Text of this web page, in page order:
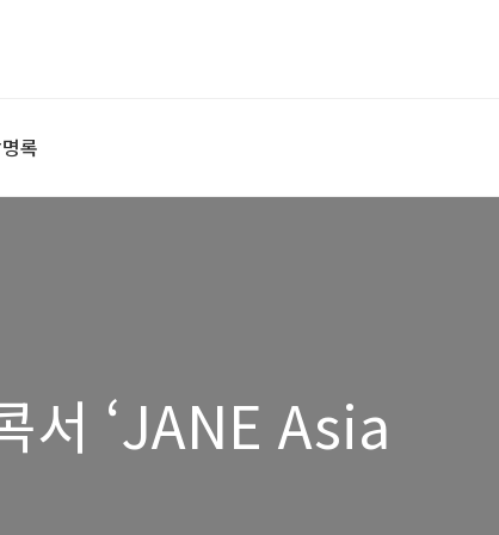
록
서 ‘JANE Asia